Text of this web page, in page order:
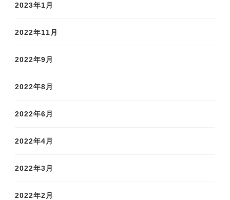
2023年1月
2022年11月
2022年9月
2022年8月
2022年6月
2022年4月
2022年3月
2022年2月